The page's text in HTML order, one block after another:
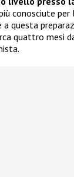
conosciute per
a questa
quattro mesi